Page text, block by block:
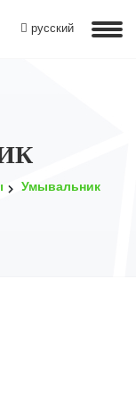
русский
Умывальник